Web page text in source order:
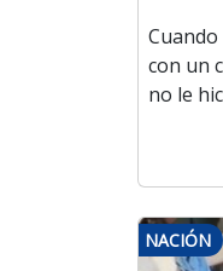
con un
no le
NACIÓN